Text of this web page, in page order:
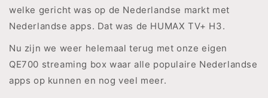
welke gericht was op de Nederlandse markt met
Nederlandse apps. Dat was de HUMAX TV+ H3.
Nu zijn we weer helemaal terug met onze eigen
QE700 streaming box waar alle populaire Nederlandse
apps op kunnen en nog veel meer.